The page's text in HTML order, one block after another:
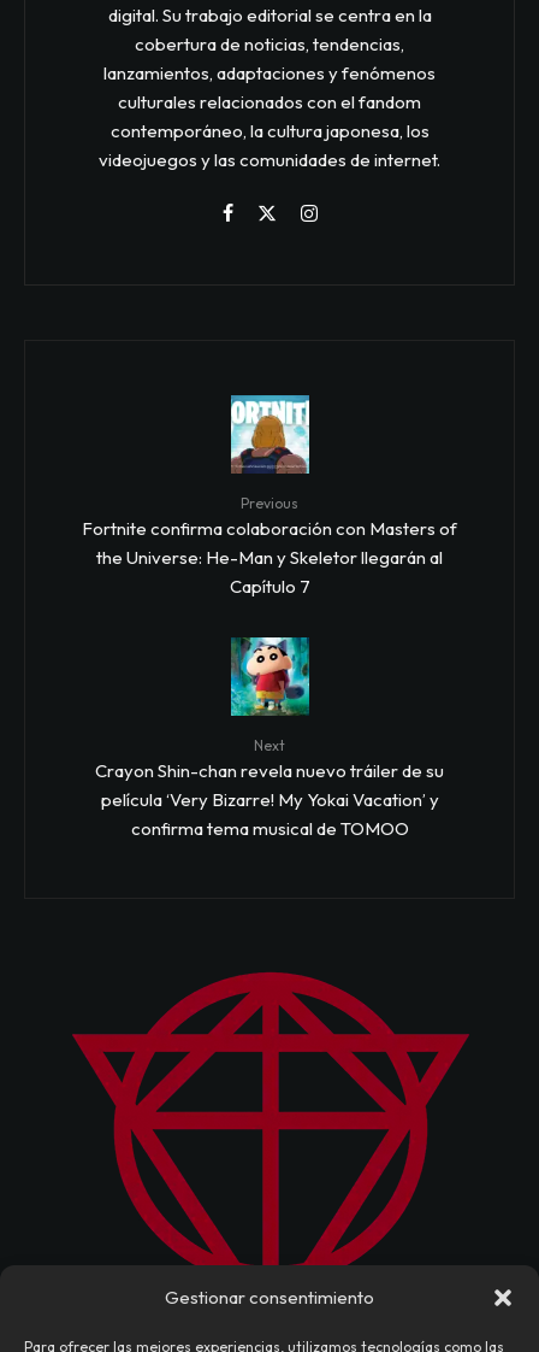
Gestionar consentimiento
Para ofrecer las mejores experiencias, utilizamos tecnologías como las
digital. Su trabajo editorial se centra en la
cobertura de noticias, tendencias,
lanzamientos, adaptaciones y fenómenos
culturales relacionados con el fandom
contemporáneo, la cultura japonesa, los
videojuegos y las comunidades de internet.
Previous
Fortnite confirma colaboración con Masters of
the Universe: He-Man y Skeletor llegarán al
Capítulo 7
Next
Crayon Shin-chan revela nuevo tráiler de su
película ‘Very Bizarre! My Yokai Vacation’ y
confirma tema musical de TOMOO